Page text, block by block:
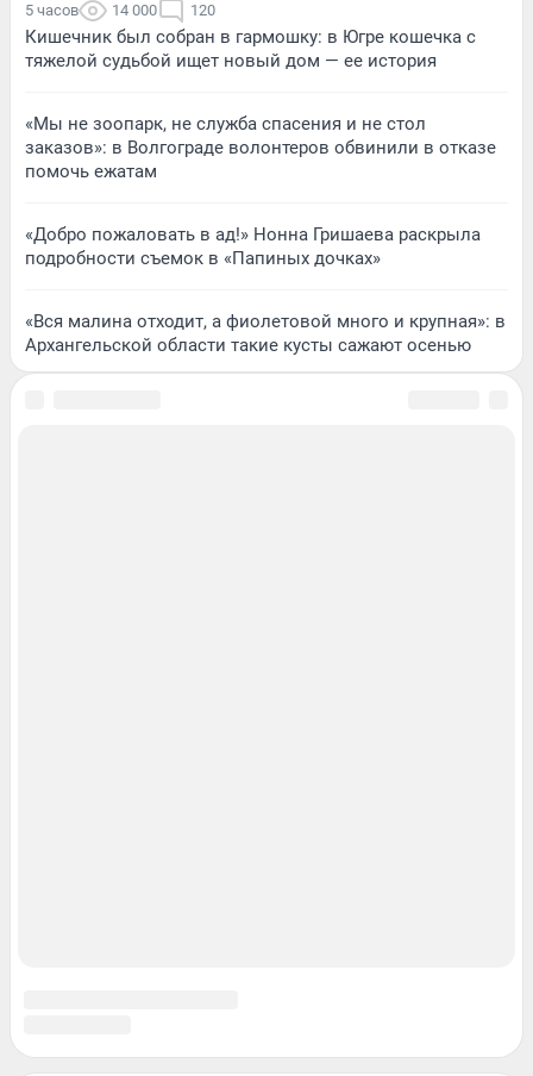
5 часов 14 000 120
Кишечник был собран в гармошку: в Югре кошечка с
тяжелой судьбой ищет новый дом — ее история
«Мы не зоопарк, не служба спасения и не стол
заказов»: в Волгограде волонтеров обвинили в отказе
помочь ежатам
«Добро пожаловать в ад!» Нонна Гришаева раскрыла
подробности съемок в «Папиных дочках»
«Вся малина отходит, а фиолетовой много и крупная»: в
Архангельской области такие кусты сажают осенью